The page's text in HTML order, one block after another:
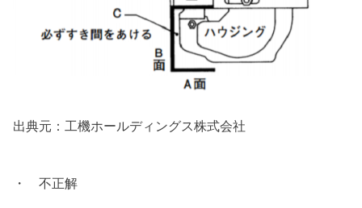
出典元：工機ホールディングス株式会社
・ 不正解